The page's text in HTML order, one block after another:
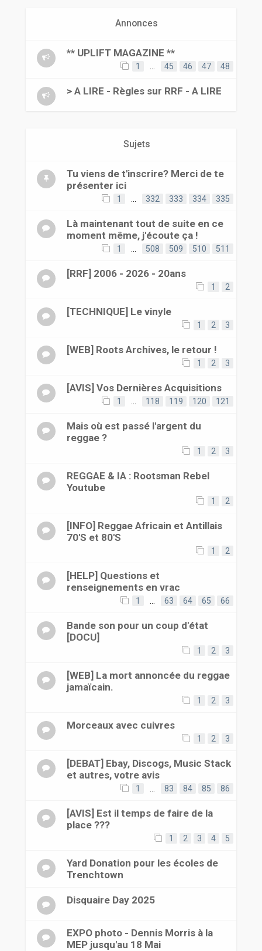
Annonces
** UPLIFT MAGAZINE **
1 45 46 47 48
> A LIRE - Règles sur RRF - A LIRE
Sujets
Tu viens de t'inscrire? Merci de te
présenter ici
1 332 333 334 335
Là maintenant tout de suite en ce
moment même, j'écoute ça !
1 508 509 510 511
[RRF] 2006 - 2026 - 20ans
1 2
[TECHNIQUE] Le vinyle
1 2 3
[WEB] Roots Archives, le retour !
1 2 3
[AVIS] Vos Dernières Acquisitions
1 118 119 120 121
Mais où est passé l'argent du
reggae ?
1 2 3
REGGAE & IA : Rootsman Rebel
Youtube
1 2
[INFO] Reggae Africain et Antillais
70'S et 80'S
1 2
[HELP] Questions et
renseignements en vrac
1 63 64 65 66
Bande son pour un coup d'état
[DOCU]
1 2 3
[WEB] La mort annoncée du reggae
jamaïcain.
1 2 3
Morceaux avec cuivres
1 2 3
[DEBAT] Ebay, Discogs, Music Stack
et autres, votre avis
1 83 84 85 86
[AVIS] Est il temps de faire de la
place ???
1 2 3 4 5
Yard Donation pour les écoles de
Trenchtown
Disquaire Day 2025
EXPO photo - Dennis Morris à la
MEP jusqu'au 18 Mai